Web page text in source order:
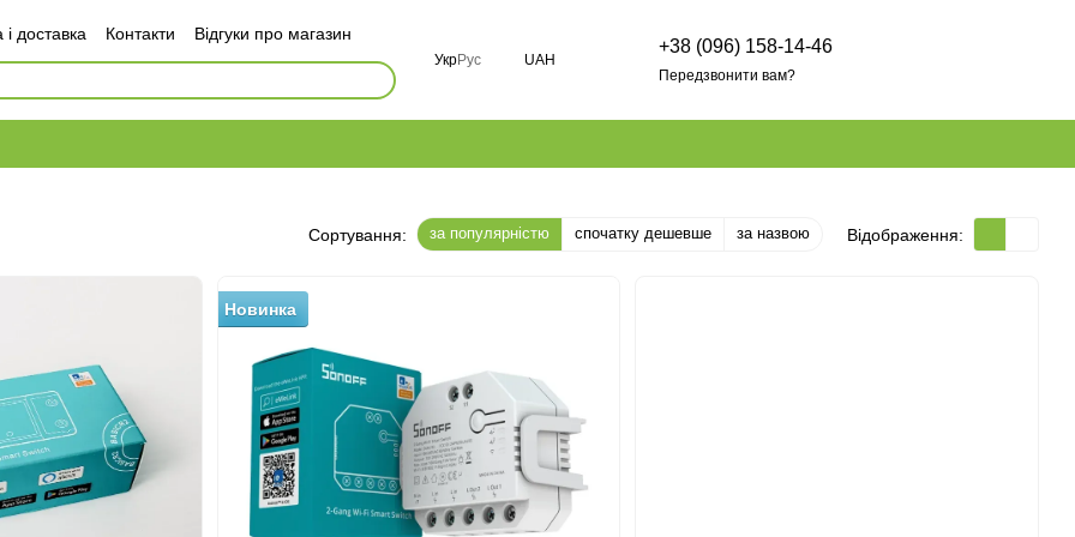
доставка Контакти
Відгуки про магазин
публічної оферти
УкрРус UAH
+38 (096) 158-14-46
Передзвонити вам?
Сортування: за популярністю спочатку дешевше за назвою Відображення:
Новинка